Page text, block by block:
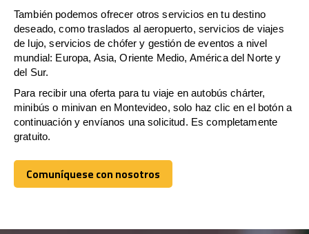
También podemos ofrecer otros servicios en tu destino
deseado, como traslados al aeropuerto, servicios de viajes
de lujo, servicios de chófer y gestión de eventos a nivel
mundial: Europa, Asia, Oriente Medio, América del Norte y
del Sur.
Para recibir una oferta para tu viaje en autobús chárter,
minibús o minivan en Montevideo, solo haz clic en el botón a
continuación y envíanos una solicitud. Es completamente
gratuito.
Comuníquese con nosotros
Comuníquese con nosotros